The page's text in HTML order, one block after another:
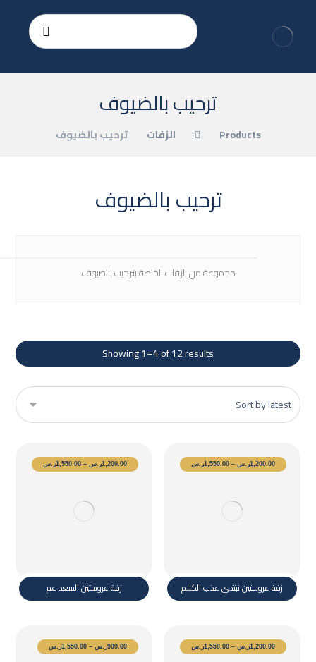
ترحيب بالضيوف
Products الزفات ترحيب بالضيوف
ترحيب بالضيوف
مجموعة من الزفات الخاصة بترحيب بالضيوف
Showing 1–4 of 12 results
زفة عروستين نبتدي عذب الكلام
1,200.00ر.س –
1,550.00ر.س
زفة عروستين السعد عم
1,200.00ر.س –
1,550.00ر.س
1,200.00ر.س –
1,550.00ر.س 900.00ر.س –
1,550.00ر.س